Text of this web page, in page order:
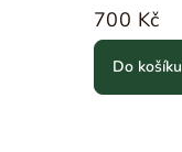
700 Kč
Do košíku